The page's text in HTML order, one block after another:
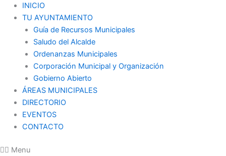
INICIO
TU AYUNTAMIENTO
Guía de Recursos Municipales
Saludo del Alcalde
Ordenanzas Municipales
Corporación Municipal y Organización
Gobierno Abierto
ÁREAS MUNICIPALES
DIRECTORIO
EVENTOS
CONTACTO
Menu